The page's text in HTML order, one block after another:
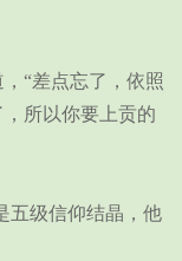
“差点忘了，依照
所以你要上贡的
五级信仰结晶，他